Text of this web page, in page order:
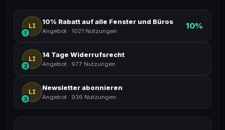
LI
1
10% Rabatt auf alle Fenster und Büros
Angebot · 1021 Nutzungen
10%
LI
2
14 Tage Widerrufsrecht
Angebot · 977 Nutzungen
LI
3
Newsletter abonnieren
Angebot · 936 Nutzungen